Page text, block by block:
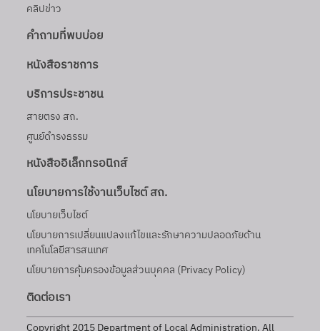
คลิปข่าว
คำถามที่พบบ่อย
หนังสือราชการ
บริการประชาชน
สายตรง สถ.
ศูนย์ดำรงธรรม
หนังสืออิเล็กทรอนิกส์
นโยบายการใช้งานเว็บไซต์ สถ.
นโยบายเว็บไชต์
นโยบายการเปลี่ยนแปลงแก้ไขและรักษาความปลอดภัยด้าน
เทคโนโลยีสารสนเทศ
นโยบายการคุ้มครองข้อมูลส่วนบุคคล (Privacy Policy)
ติดต่อเรา